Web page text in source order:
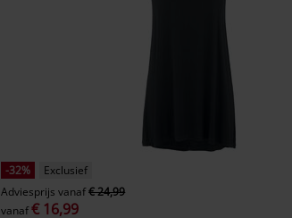
-32%
Exclusief
Adviesprijs vanaf€ 24,99
vanaf€ 16,99